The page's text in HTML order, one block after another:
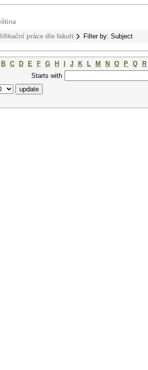
práce dle fakult Filter by: Subject
B C D E F G H J K L M N O P Q
R
Starts with